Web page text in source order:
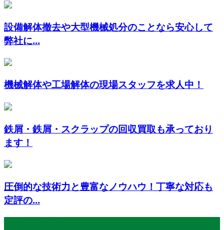
設備解体撤去や大型機械処分のことなら安心して
弊社に...
機械解体や工場解体の現場スタッフを求人中！
鉄屑・鉄屑・スクラップの回収買取も承っており
ます！
圧倒的な技術力と豊富なノウハウ！丁寧な対応も
定評の...